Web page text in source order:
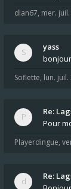
dlan67, mer.
yass
Soflette, lun. juil.
Re:
Pour
Playerdingue,
Re: